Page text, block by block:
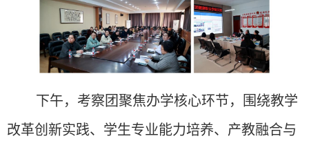
下午，考察团聚焦办学核心环节，围绕教学
改革创新实践、学生专业能力培养、产教融合与